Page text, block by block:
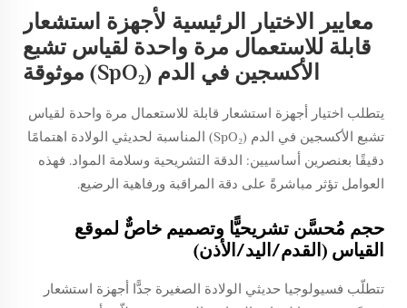
معايير الاختيار الرئيسية لأجهزة استشعار
قابلة للاستعمال مرة واحدة لقياس تشبع
الأكسجين في الدم (SpO₂) موثوقة
يتطلب اختيار أجهزة استشعار قابلة للاستعمال مرة واحدة لقياس
تشبع الأكسجين في الدم (SpO₂) المناسبة لحديثي الولادة اهتمامًا
دقيقًا بعنصرين أساسيين: الدقة التشريحية وسلامة المواد. فهذه
العوامل تؤثر مباشرةً على دقة المراقبة ورفاهية الرضيع.
حجم مُحسَّن تشريحيًّا وتصميم خاصٌّ لموقع
القياس (القدم/اليد/الأذن)
تتطلّب فسيولوجيا حديثي الولادة الصغيرة جدًّا أجهزة استشعار